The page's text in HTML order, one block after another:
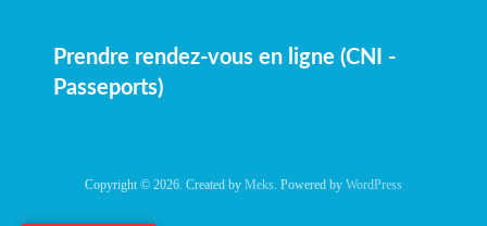
Prendre rendez-vous en ligne (CNI -
Passeports)
Copyright © 2026. Created by Meks . Powered by WordPress